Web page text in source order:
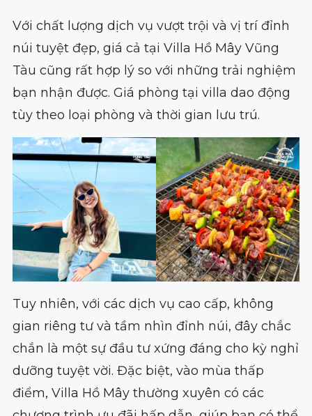
Với chất lượng dịch vụ vượt trội và vị trí đỉnh
núi tuyệt đẹp, giá cả tại Villa Hồ Mây Vũng
Tàu cũng rất hợp lý so với những trải nghiệm
bạn nhận được. Giá phòng tại villa dao động
tùy theo loại phòng và thời gian lưu trú.
Tuy nhiên, với các dịch vụ cao cấp, không
gian riêng tư và tầm nhìn đỉnh núi, đây chắc
chắn là một sự đầu tư xứng đáng cho kỳ nghỉ
dưỡng tuyệt vời. Đặc biệt, vào mùa thấp
điểm, Villa Hồ Mây thường xuyên có các